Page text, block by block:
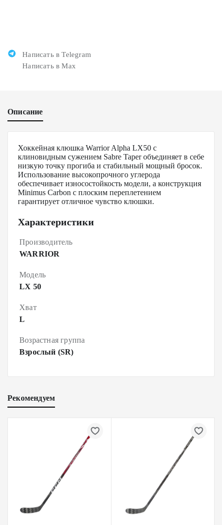
Написать в Telegram
Написать в Max
Описание
Хоккейная клюшка Warrior Alpha LX50 с
клиновидным сужением Sabre Taper объединяет в себе
низкую точку прогиба и стабильный мощный бросок.
Использование высокопрочного углерода
обеспечивает износостойкость модели, а конструкция
Minimus Carbon с плоским переплетением
гарантирует отличное чувство клюшки.
Характеристики
Производитель
WARRIOR
Модель
LX 50
Хват
L
Возрастная группа
Взрослый (SR)
Рекомендуем